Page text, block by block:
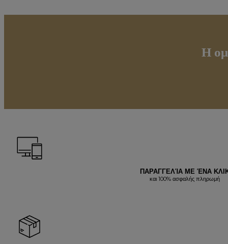
Η
ΠΑΡΑΓΓΕΛΊΑ ΜΕ ΈΝΑ
και 100% ασφαλής πληρωμή